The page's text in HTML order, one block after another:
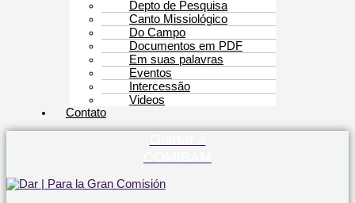
Depto de Pesquisa
Canto Missiológico
Do Campo
Documentos em PDF
Em suas palavras
Eventos
Intercessão
Videos
Contato